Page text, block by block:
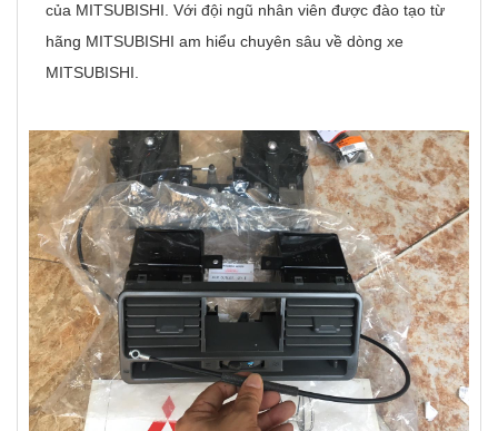
của MITSUBISHI. Với đội ngũ nhân viên được đào tạo từ
hãng MITSUBISHI am hiểu chuyên sâu về dòng xe
MITSUBISHI.